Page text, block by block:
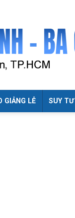
GIẢNG LỄ SUY TƯ